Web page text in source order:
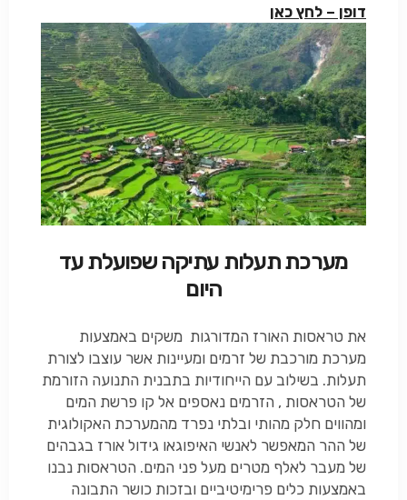
דופן – לחץ כאן
מערכת תעלות עתיקה שפועלת עד
היום
את טראסות האורז המדורגות משקים באמצעות
מערכת מורכבת של זרמים ומעיינות אשר עוצבו לצורת
תעלות. בשילוב עם הייחודיות בתבנית התנועה הזורמת
של הטראסות , הזרמים נאספים אל קו פרשת המים
ומהווים חלק מהותי ובלתי נפרד מהמערכת האקולוגית
של ההר המאפשר לאנשי האיפוגאו גידול אורז בגבהים
של מעבר לאלף מטרים מעל פני המים. הטראסות נבנו
באמצעות כלים פרימיטיביים ובזכות כושר התבונה